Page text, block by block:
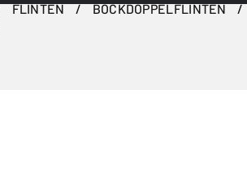
FLINTEN BOCKDOPPELFLINTEN